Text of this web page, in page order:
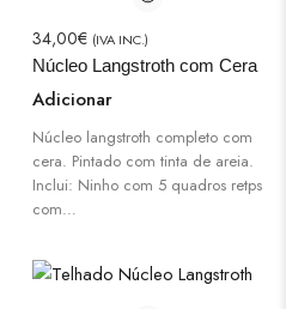
34,00€ (IVA INC.)
Núcleo Langstroth com Cera
Adicionar
Núcleo langstroth completo com
cera. Pintado com tinta de areia.
Inclui: Ninho com 5 quadros retps
com…